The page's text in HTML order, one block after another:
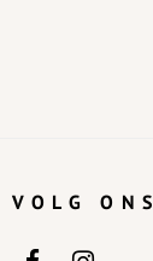
VOLG ONS